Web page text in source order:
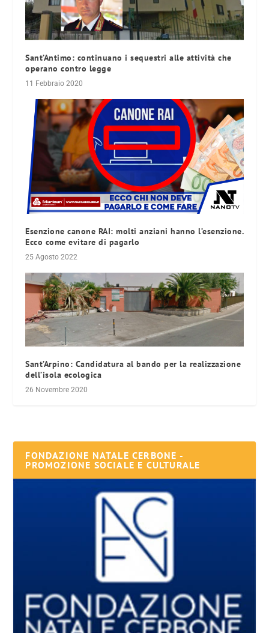
Sant’Antimo: continuano i sequestri alle attività che
operano contro legge
11 Febbraio 2020
Esenzione canone RAI: molti anziani hanno l’esenzione.
Ecco come evitare di pagarlo
25 Agosto 2022
Sant’Arpino: Candidatura al bando per la realizzazione
dell’isola ecologica
26 Novembre 2020
FONDAZIONE NATALE CERBONE -
PROMOZIONE SOCIALE E CULTURALE